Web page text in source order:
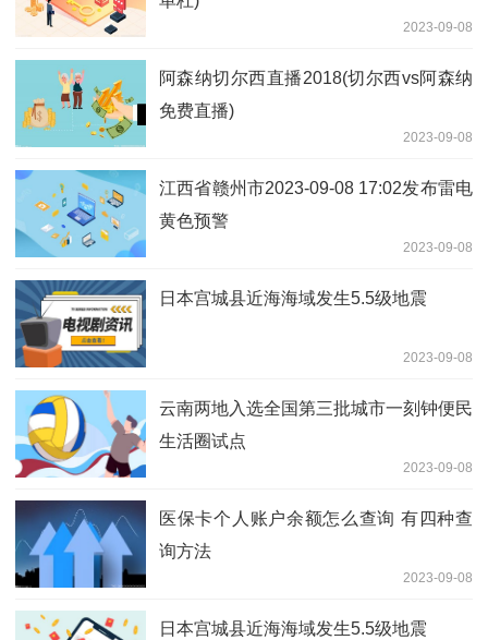
2023-09-08
阿森纳切尔西直播2018(切尔西vs阿森纳
免费直播)
2023-09-08
江西省赣州市2023-09-08 17:02发布雷电
黄色预警
2023-09-08
日本宫城县近海海域发生5.5级地震
2023-09-08
云南两地入选全国第三批城市一刻钟便民
生活圈试点
2023-09-08
医保卡个人账户余额怎么查询 有四种查
询方法
2023-09-08
日本宫城县近海海域发生5.5级地震